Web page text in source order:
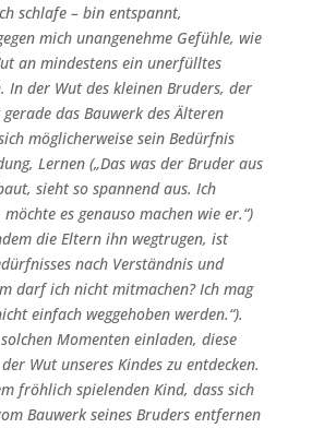
schlafe – bin entspannt,
mich unangenehme Gefühle, wie
an mindestens ein unerfülltes
In der Wut des kleinen Bruders, der
das Bauwerk des Älteren
möglicherweise sein Bedürfnis
Lernen („Das was der Bruder aus
sieht so spannend aus. Ich
es genauso machen wie er.“)
die Eltern ihn wegtrugen, ist
nach Verständnis und
darf ich nicht mitmachen? Ich mag
einfach weggehoben werden.“).
Momenten einladen, diese
Wut unseres Kindes zu entdecken.
fröhlich spielenden Kind, dass sich
Bauwerk seines Bruders entfernen